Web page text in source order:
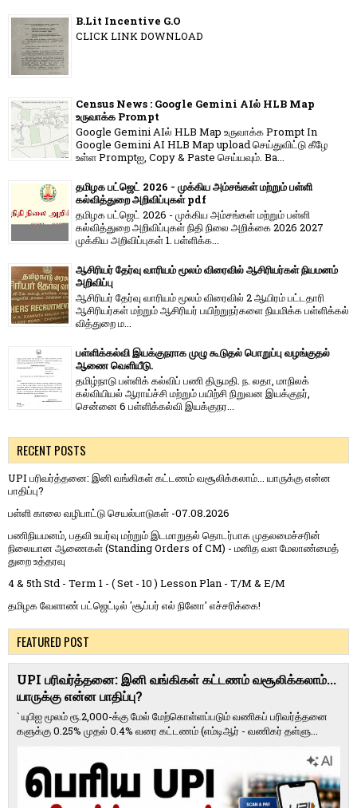
B.Lit Incentive G.O
CLICK LINK DOWNLOAD
Census News : Google Gemini AIல் HLB Map
உருவாக்க Prompt
Google Gemini AIல் HLB Map உருவாக்க Prompt In
Google Gemini AI HLB Map upload செய்துவிட்டு கீழே
உள்ள Promptஐ, Copy & Paste செய்யவும். Ba...
தமிழக பட்ஜெட் 2026 - முக்கிய அம்சங்கள் மற்றும் பள்ளி
கல்வித்துறை அறிவிப்புகள் pdf
தமிழக பட்ஜெட் 2026 - முக்கிய அம்சங்கள் மற்றும் பள்ளி
கல்வித்துறை அறிவிப்புகள் நிதி நிலை அறிக்கை 2026 2027
முக்கிய அறிவிப்புகள் 1. பள்ளிக்க...
ஆசிரியர் தேர்வு வாரியம் மூலம் விரைவில் ஆசிரியர்கள் நியமனம்
அறிவிப்பு
ஆசிரியர் தேர்வு வாரி​யம் மூலம் விரை​வில் 2 ஆயிரம் பட்​ட​தாரி
ஆசிரியர்​கள் மற்​றும் ஆசிரியர் பயிற்றுநர்​களை நியமிக்க பள்​ளிக்​கல்​
வித்​துறை ம...
பள்ளிக்கல்வி இயக்குநராக முழு கூடுதல் பொறுப்பு வழங்குதல்
ஆணை வெளியீடு.
தமிழ்நாடு பள்ளிக் கல்விப் பணி திருமதி. ந. லதா, மாநிலக்
கல்வியியல் ஆராய்ச்சி மற்றும் பயிற்சி நிறுவன இயக்குநர்,
சென்னை 6 பள்ளிக்கல்வி இயக்குநர...
RECENT POSTS
UPI பரிவர்த்தனை: இனி வங்கிகள் கட்டணம் வசூலிக்கலாம்... யாருக்கு என்ன
பாதிப்பு?
பள்ளி காலை வழிபாட்டு செயல்பாடுகள் -07.08.2026
பணிநியமனம், பதவி உயர்வு மற்றும் இடமாறுதல் தொடர்பாக முதலமைச்சரின்
நிலையான ஆணைகள் (Standing Orders of CM) - மனித வள மேலாண்மைத்
துறை உத்தரவு
4 & 5th Std - Term 1 - ( Set - 10 ) Lesson Plan - T/M & E/M
தமிழக வேளாண் பட்ஜெட்டில் 'சூப்பர் எல் நினோ' எச்சரிக்கை!
FEATURED POST
UPI பரிவர்த்தனை: இனி வங்கிகள் கட்டணம் வசூலிக்கலாம்...
யாருக்கு என்ன பாதிப்பு?
` யுபிஐ மூலம் ரூ.2,000-க்கு மேல் மேற்​கொள்​ளப்​படும் வணி​கப் பரிவர்த்​தனை​
களுக்கு 0.25% முதல் 0.4% வரை கட்​ட​ணம் (எம்​டிஆர் - வணி​கர் தள்​ளு...